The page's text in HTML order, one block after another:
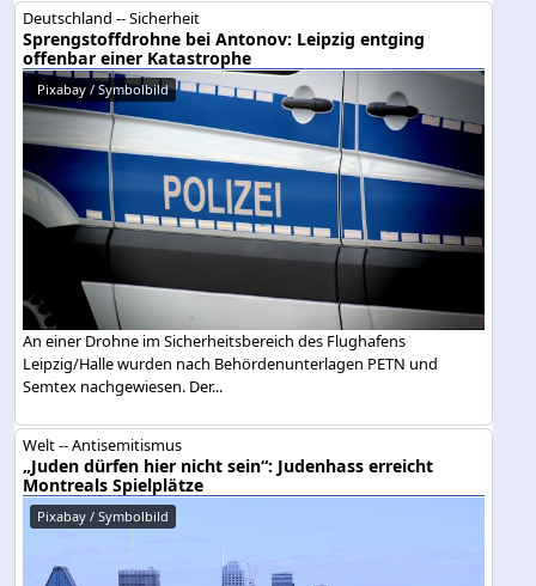
Deutschland -- Sicherheit
Sprengstoffdrohne bei Antonov: Leipzig entging
offenbar einer Katastrophe
Pixabay / Symbolbild
An einer Drohne im Sicherheitsbereich des Flughafens
Leipzig/Halle wurden nach Behördenunterlagen PETN und
Semtex nachgewiesen. Der...
Welt -- Antisemitismus
„Juden dürfen hier nicht sein“: Judenhass erreicht
Montreals Spielplätze
Pixabay / Symbolbild